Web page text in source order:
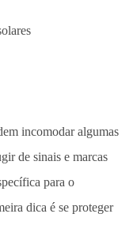
incomodar algumas
de sinais e marcas
para o
dica é se proteger